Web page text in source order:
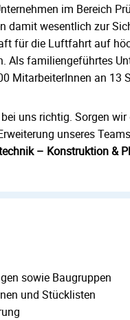
im Bereich
damit wesentlich zur
für die Luftfahrt auf
Als familiengeführtes
MitarbeiterInnen an 13
uns richtig. Sorgen
unseres
– Konstruktion &
sowie Baugruppen
und Stücklisten